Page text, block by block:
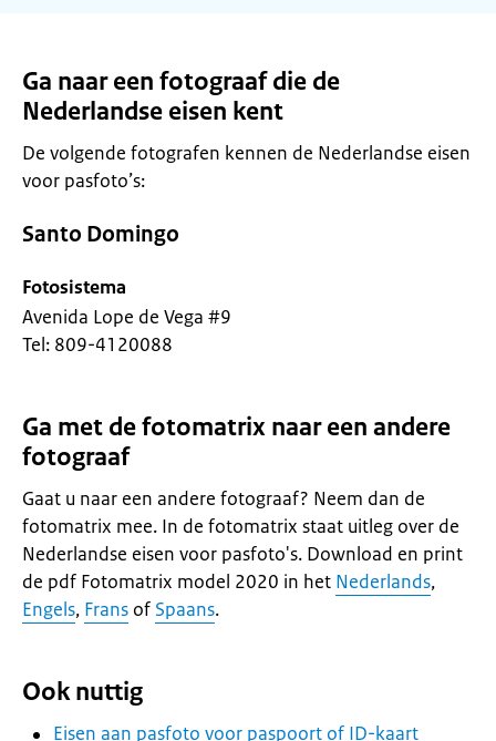
Ga naar een fotograaf die de
Nederlandse eisen kent
De volgende fotografen kennen de Nederlandse eisen
voor pasfoto’s:
Santo Domingo
Fotosistema
Avenida Lope de Vega #9
Tel: 809-4120088
Ga met de fotomatrix naar een andere
fotograaf
Gaat u naar een andere fotograaf? Neem dan de
fotomatrix mee. In de fotomatrix staat uitleg over de
Nederlandse eisen voor pasfoto's. Download en print
de pdf Fotomatrix model 2020 in het Nederlands,
Engels, Frans of Spaans.
Ook nuttig
Eisen aan pasfoto voor paspoort of ID-kaart